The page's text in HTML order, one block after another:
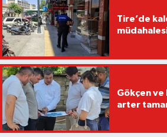
Tire’de
Gökçen ve
arter